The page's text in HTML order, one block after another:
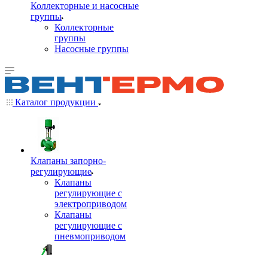
Коллекторные и насосные
группы
Коллекторные
группы
Насосные группы
Каталог продукции
Клапаны запорно-
регулирующие
Клапаны
регулирующие с
электроприводом
Клапаны
регулирующие с
пневмоприводом